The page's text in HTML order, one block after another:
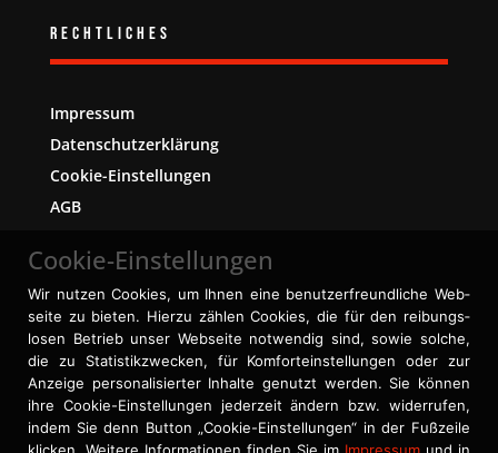
Rechtliches
Impressum
Datenschutzerklärung
Cookie-Einstellungen
AGB
Cookie-Einstellungen
Wir nutzen Cookies, um Ihnen eine benutzer­freundliche Web­
seite zu bieten. Hierzu zählen Cookies, die für den reibungs­
losen Betrieb unser Web­seite not­wendig sind, sowie solche,
die zu Statistik­zwecken, für Komfort­einstellungen oder zur
Anzeige personal­isierter Inhalte genutzt werden. Sie können
ihre Cookie-Einstellungen jederzeit ändern bzw. widerrufen,
indem Sie denn Button „Cookie-Einstellungen“ in der Fuß­zeile